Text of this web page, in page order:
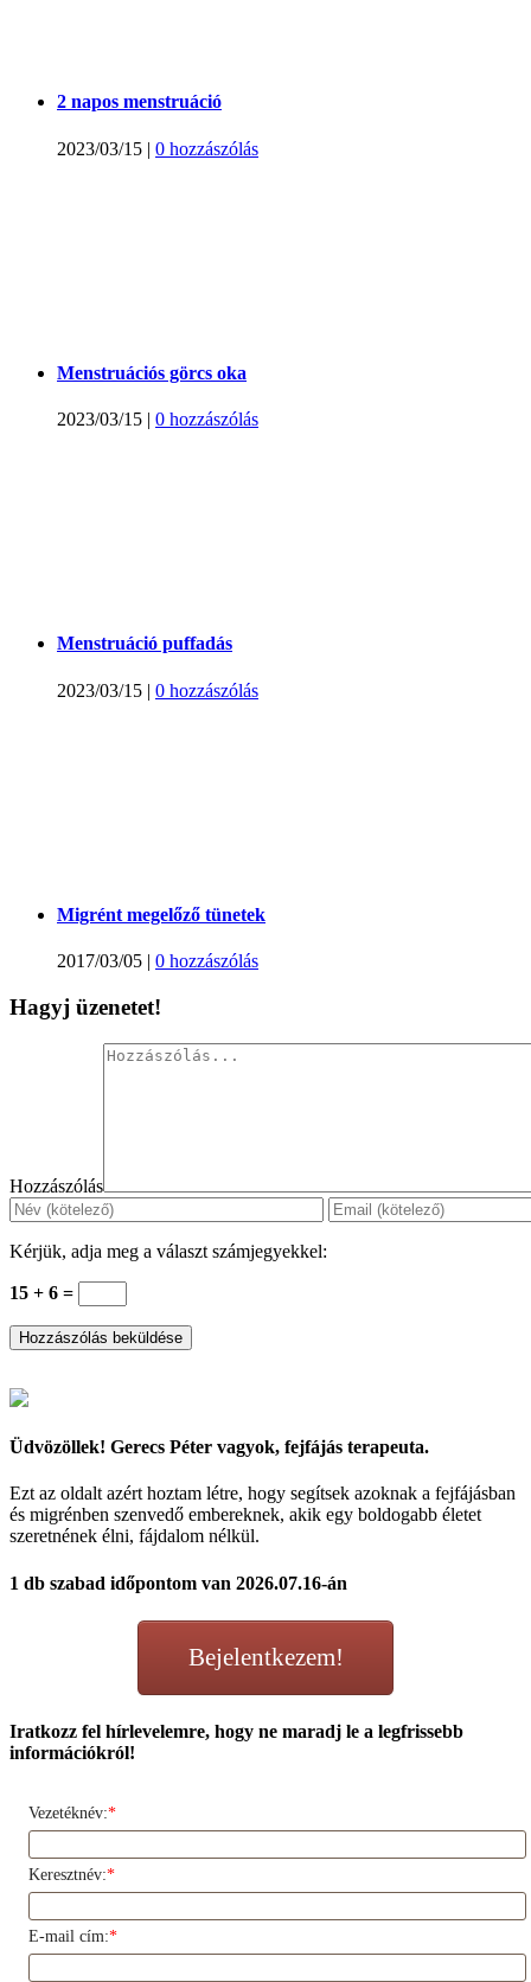
2 napos menstruáció
2023/03/15 | 0 hozzászólás
Menstruációs görcs oka
2023/03/15 | 0 hozzászólás
Menstruáció puffadás
2023/03/15 | 0 hozzászólás
Migrént megelőző tünetek
2017/03/05 | 0 hozzászólás
Hagyj üzenetet!
Hozzászólás
Kérjük, adja meg a választ számjegyekkel:
15 + 6 =
Üdvözöllek! Gerecs Péter vagyok, fejfájás terapeuta.
Ezt az oldalt azért hoztam létre, hogy segítsek azoknak a fejfájásban
és migrénben szenvedő embereknek, akik egy boldogabb életet
szeretnének élni, fájdalom nélkül.
1 db szabad időpontom van 2026.07.16-án
Bejelentkezem!
Iratkozz fel hírlevelemre, hogy ne maradj le a legfrissebb
információkról!
Vezetéknév:*
Keresztnév:*
E-mail cím:*